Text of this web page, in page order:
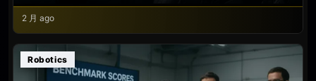
2 月 ago
Robotics